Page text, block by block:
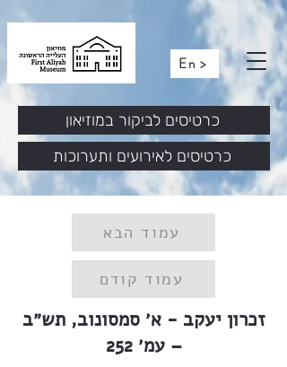
En >
כרטיסים לאירועים ותערוכות
כרטיסים לביקור במוזיאון
עמוד הבא
עמוד קודם
זכרון יעקב - א׳ סמסונוב, תש״ב
– עמ׳ 252